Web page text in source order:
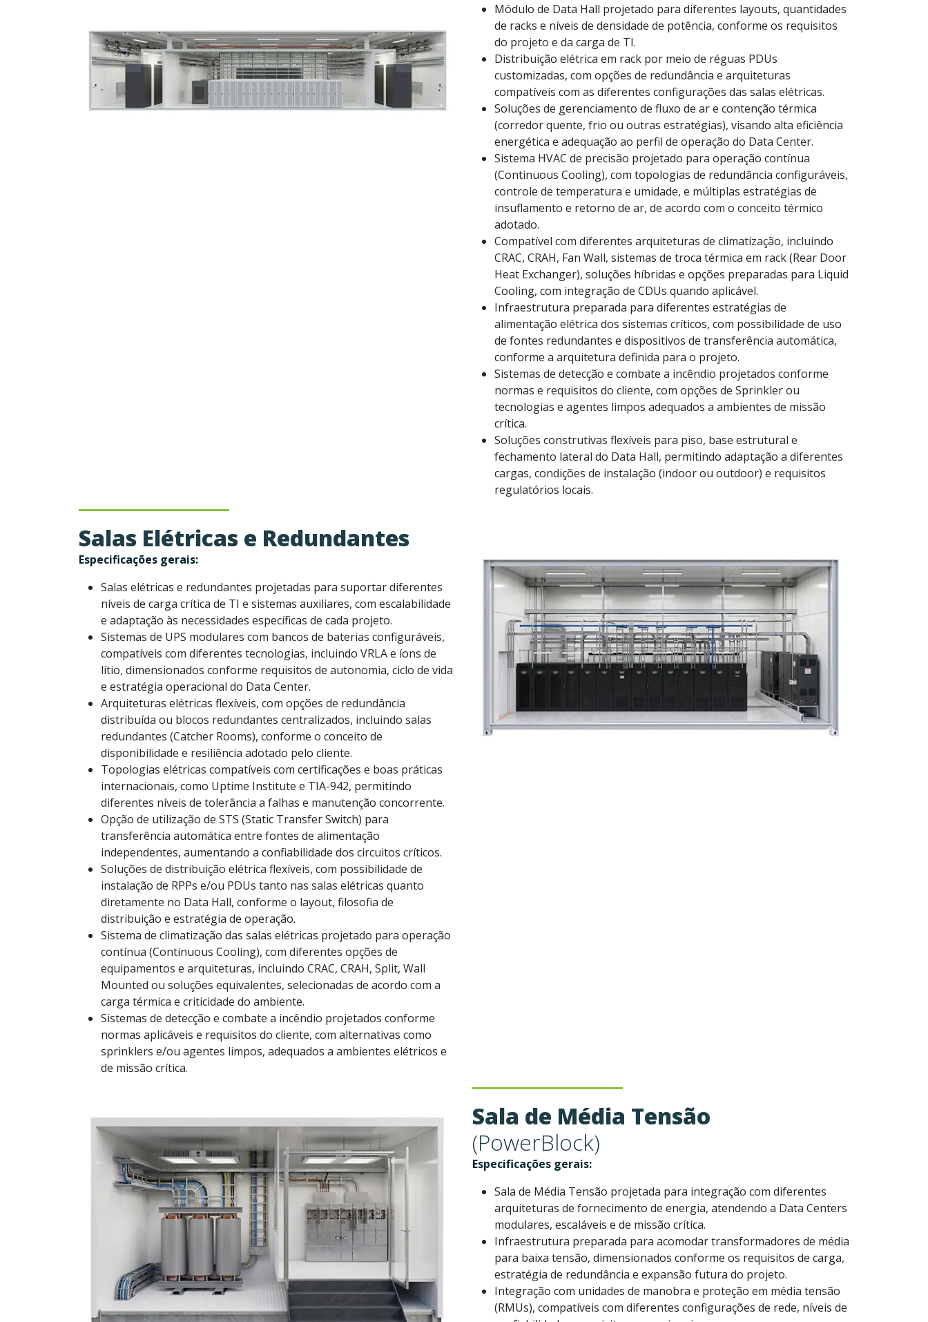
Módulo de Data Hall projetado para diferentes layouts, quantidades
de racks e níveis de densidade de potência, conforme os requisitos
do projeto e da carga de TI.
Distribuição elétrica em rack por meio de réguas PDUs
customizadas, com opções de redundância e arquiteturas
compatíveis com as diferentes configurações das salas elétricas.
Soluções de gerenciamento de fluxo de ar e contenção térmica
(corredor quente, frio ou outras estratégias), visando alta eficiência
energética e adequação ao perfil de operação do Data Center.
Sistema HVAC de precisão projetado para operação contínua
(Continuous Cooling), com topologias de redundância configuráveis,
controle de temperatura e umidade, e múltiplas estratégias de
insuflamento e retorno de ar, de acordo com o conceito térmico
adotado.
Compatível com diferentes arquiteturas de climatização, incluindo
CRAC, CRAH, Fan Wall, sistemas de troca térmica em rack (Rear Door
Heat Exchanger), soluções híbridas e opções preparadas para Liquid
Cooling, com integração de CDUs quando aplicável.
Infraestrutura preparada para diferentes estratégias de
alimentação elétrica dos sistemas críticos, com possibilidade de uso
de fontes redundantes e dispositivos de transferência automática,
conforme a arquitetura definida para o projeto.
Sistemas de detecção e combate a incêndio projetados conforme
normas e requisitos do cliente, com opções de Sprinkler ou
tecnologias e agentes limpos adequados a ambientes de missão
crítica.
Soluções construtivas flexíveis para piso, base estrutural e
fechamento lateral do Data Hall, permitindo adaptação a diferentes
cargas, condições de instalação (indoor ou outdoor) e requisitos
regulatórios locais.
Salas Elétricas e Redundantes
Especificações gerais:
Salas elétricas e redundantes projetadas para suportar diferentes
níveis de carga crítica de TI e sistemas auxiliares, com escalabilidade
e adaptação às necessidades específicas de cada projeto.
Sistemas de UPS modulares com bancos de baterias configuráveis,
compatíveis com diferentes tecnologias, incluindo VRLA e íons de
lítio, dimensionados conforme requisitos de autonomia, ciclo de vida
e estratégia operacional do Data Center.
Arquiteturas elétricas flexíveis, com opções de redundância
distribuída ou blocos redundantes centralizados, incluindo salas
redundantes (Catcher Rooms), conforme o conceito de
disponibilidade e resiliência adotado pelo cliente.
Topologias elétricas compatíveis com certificações e boas práticas
internacionais, como Uptime Institute e TIA-942, permitindo
diferentes níveis de tolerância a falhas e manutenção concorrente.
Opção de utilização de STS (Static Transfer Switch) para
transferência automática entre fontes de alimentação
independentes, aumentando a confiabilidade dos circuitos críticos.
Soluções de distribuição elétrica flexíveis, com possibilidade de
instalação de RPPs e/ou PDUs tanto nas salas elétricas quanto
diretamente no Data Hall, conforme o layout, filosofia de
distribuição e estratégia de operação.
Sistema de climatização das salas elétricas projetado para operação
contínua (Continuous Cooling), com diferentes opções de
equipamentos e arquiteturas, incluindo CRAC, CRAH, Split, Wall
Mounted ou soluções equivalentes, selecionadas de acordo com a
carga térmica e criticidade do ambiente.
Sistemas de detecção e combate a incêndio projetados conforme
normas aplicáveis e requisitos do cliente, com alternativas como
sprinklers e/ou agentes limpos, adequados a ambientes elétricos e
de missão crítica.
Sala de Média Tensão
(PowerBlock)
Especificações gerais:
Sala de Média Tensão projetada para integração com diferentes
arquiteturas de fornecimento de energia, atendendo a Data Centers
modulares, escaláveis e de missão crítica.
Infraestrutura preparada para acomodar transformadores de média
para baixa tensão, dimensionados conforme os requisitos de carga,
estratégia de redundância e expansão futura do projeto.
Integração com unidades de manobra e proteção em média tensão
(RMUs), compatíveis com diferentes configurações de rede, níveis de